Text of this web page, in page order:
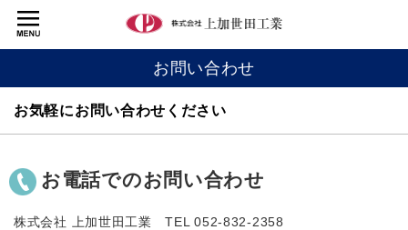
お問い合わせ
お気軽にお問い合わせください
お電話でのお問い合わせ
株式会社 上加世田工業TEL 052-832-2358